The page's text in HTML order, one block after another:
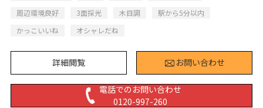
周辺環境良好
3面採光 木目調
駅から5分以内
かっこいいね
オシャレだね
詳細閲覧 お問い合わせ
電話でのお問い合わせ
0120-997-260